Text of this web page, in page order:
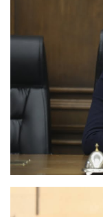
ջանք չի խնայել
կարգավորմանը
ժողովրդի
ապահովելու
կարգավիճակի
մասին,
համարում,
երկրներից է,
ինքնորոշման
իշխանությունը
թեզերը`
տեղավորվում է
հանրությունն է
ինչպես
կազմից դուրս